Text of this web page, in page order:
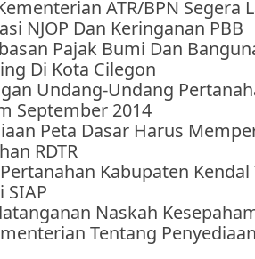
ATR/BPN Segera
NJOP Dan Keringanan PBB
Pajak Bumi Dan
Di Kota Cilegon
Undang-Undang
September 2014
Peta Dasar Harus
RDTR
Kabupaten Kendal
SIAP
Naskah
Tentang